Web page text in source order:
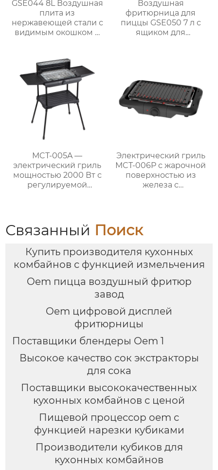
GSE044 8L Воздушная
плита из
нержавеющей стали с
видимым окошком и
Воздушная
фритюрница для
пиццы GSE050 7 л с
ящиком для
MCT-005A —
электрический гриль
мощностью 2000 Вт с
регулируемой
Электрический гриль
MCT-006P с жарочной
поверхностью из
железа с
Связанный Поиск
Купить производителя кухонных
комбайнов с функцией измельчения
Oem пицца воздушный фритюр
завод
Oem цифровой дисплей
фритюрницы
Поставщики блендеры Oem 1
Высокое качество сок экстракторы
для сока
Поставщики высококачественных
кухонных комбайнов с ценой
Пищевой процессор oem с
функцией нарезки кубиками
Производители кубиков для
кухонных комбайнов